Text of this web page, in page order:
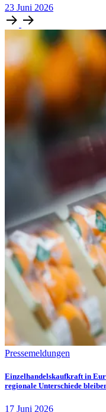
23 Juni 2026
Pressemeldungen
Einzelhandelskaufkraft in
regionale Unterschiede
17 Juni 2026